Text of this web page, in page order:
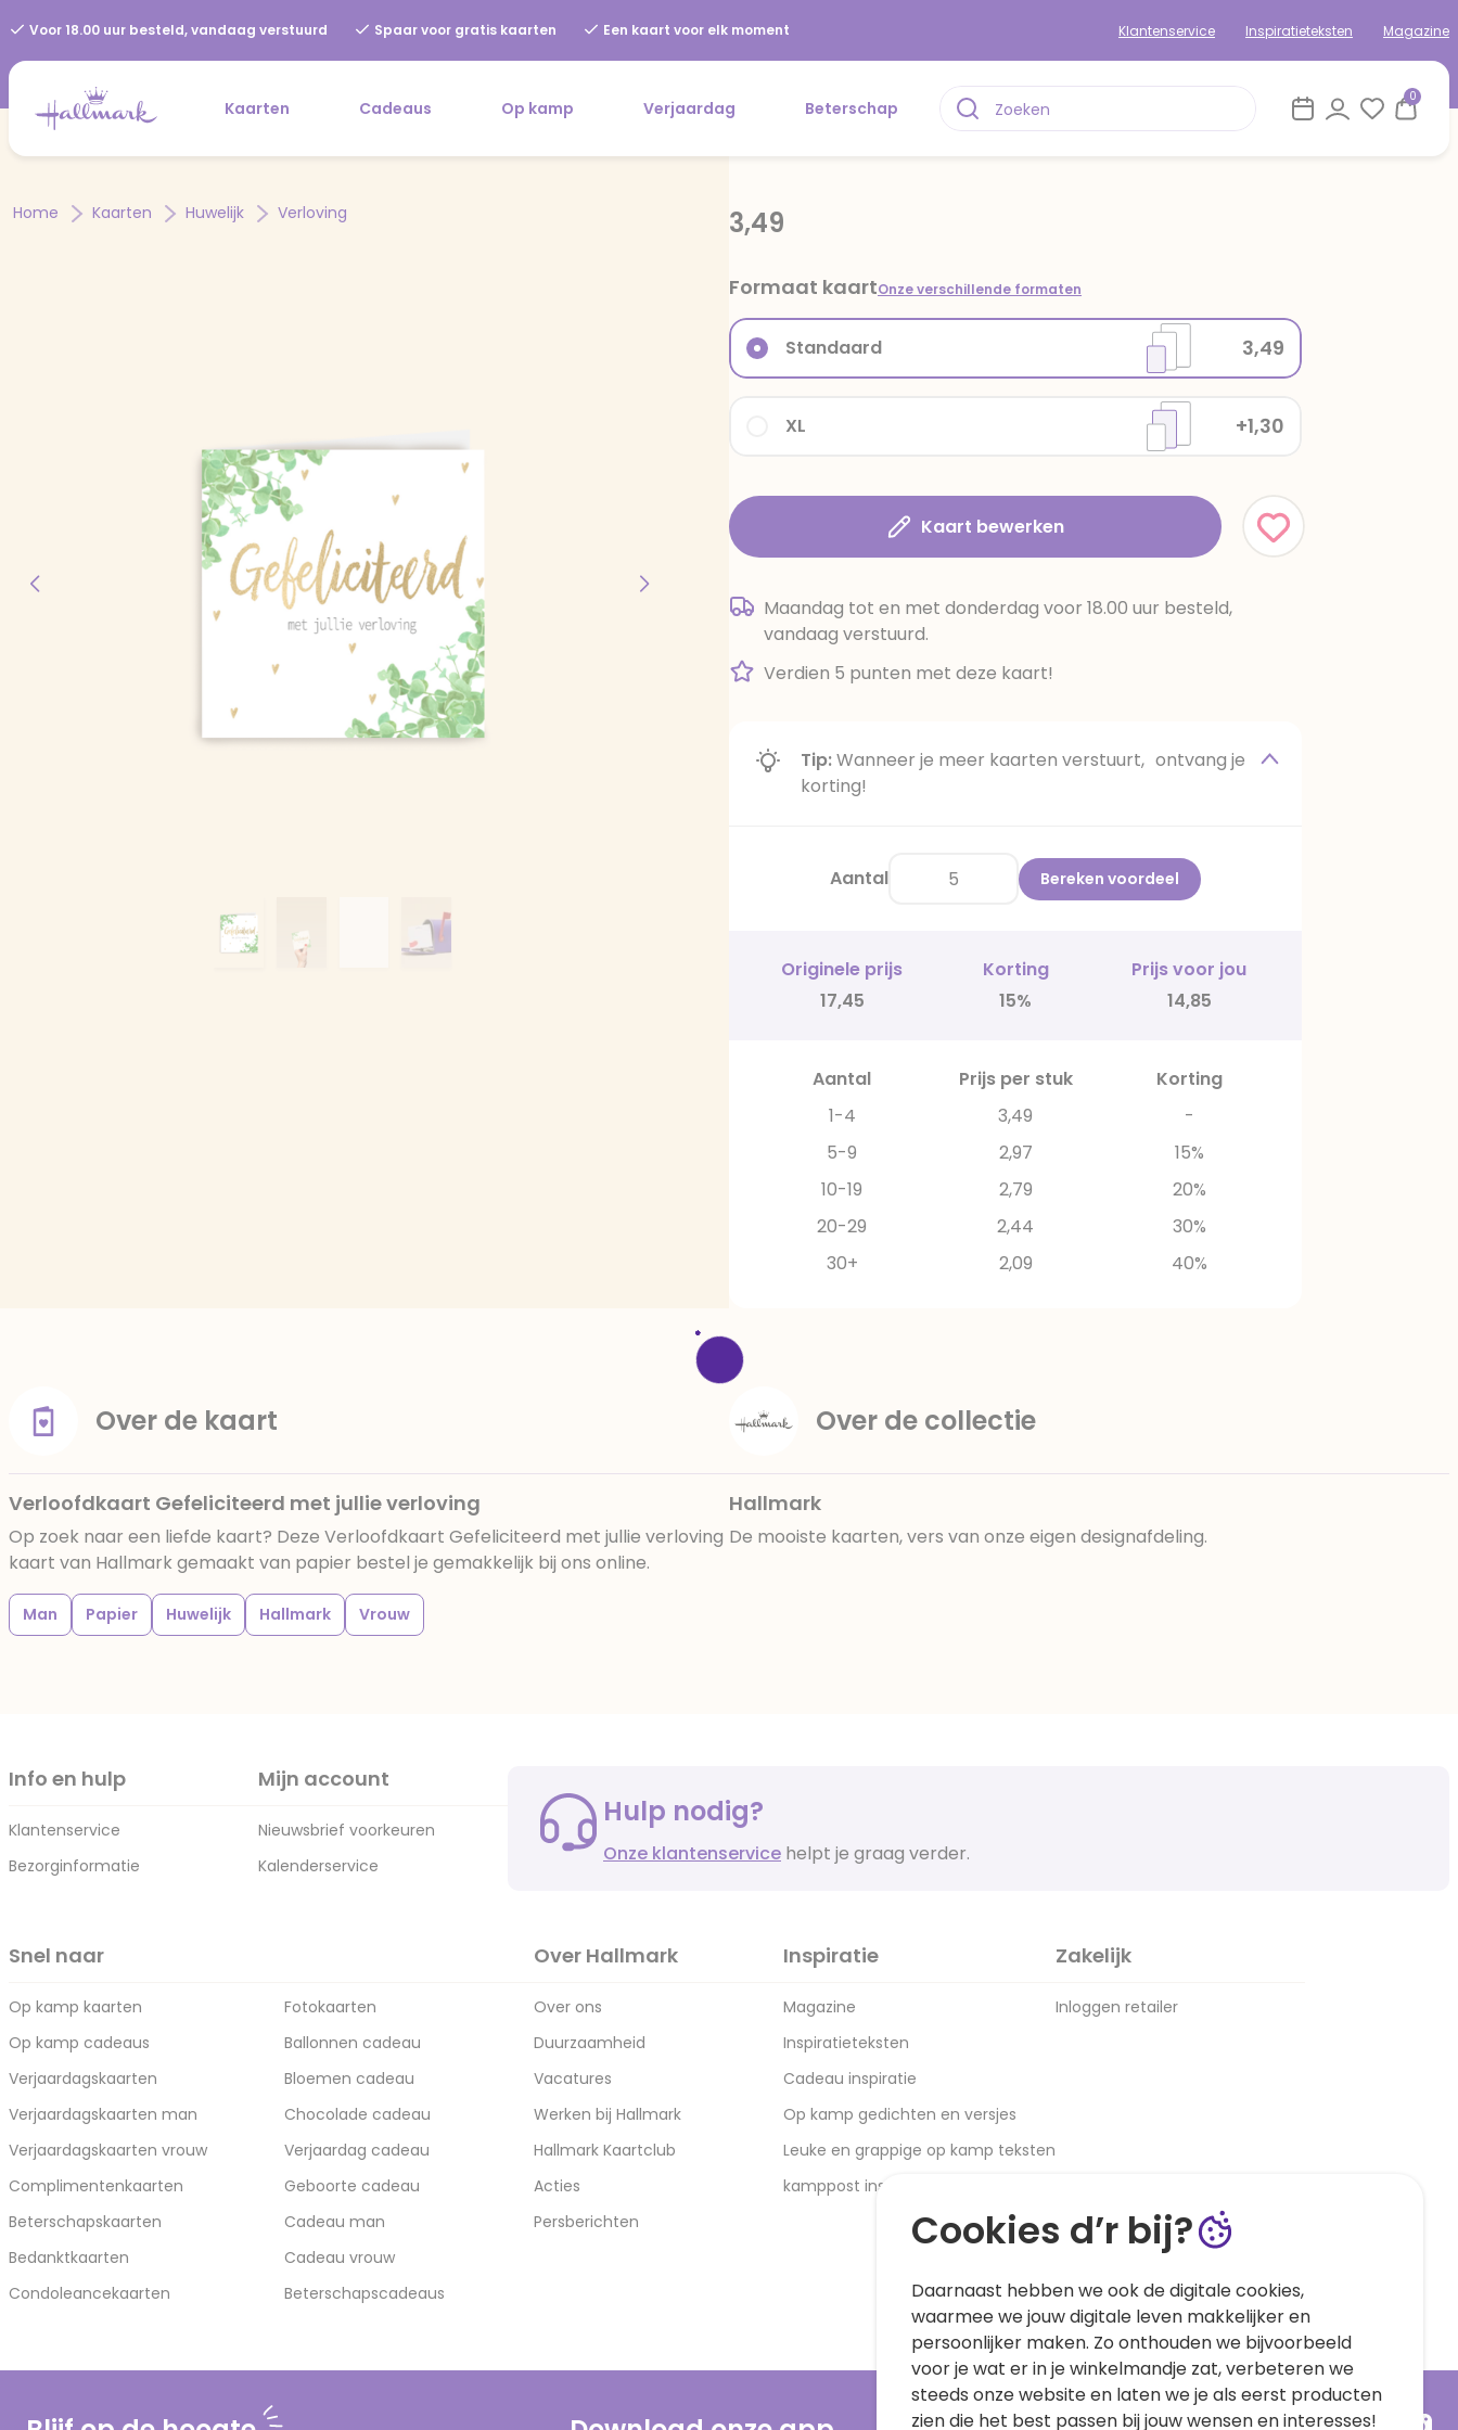
Voor 18.00 uur besteld, vandaag verstuurd Spaar voor gratis kaarten Een kaart voor elk moment Klantenservice Inspiratieteksten Magazine
Kaarten Cadeaus Op kamp Verjaardag Beterschap
0
Home Kaarten Huwelijk Verloving 3,49
Formaat kaartOnze verschillende formaten
XL +1,30
Standaard 3,49
Kaart bewerken
Maandag tot en met donderdag voor 18.00 uur besteld,
vandaag verstuurd.
Verdien 5 punten met deze kaart!
Tip:Wanneer je meer kaarten verstuurt, ontvang je
korting!
Aantal Bereken voordeel
Originele prijs Korting
Prijs voor jou
17,45
15% 14,85
Aantal Prijs per stuk
Korting
1-4
3,49
-
5-9
2,97
15%
10-19
2,79
20%
20-29
2,44
30%
30+
2,09 40%
Over de kaart
Verloofdkaart Gefeliciteerd met jullie verloving
Op zoek naar een liefde kaart? Deze Verloofdkaart Gefeliciteerd met jullie verloving
kaart van Hallmark gemaakt van papier bestel je gemakkelijk bij ons online.
Man Papier Huwelijk Hallmark Vrouw
Over de collectie
Hallmark
De mooiste kaarten, vers van onze eigen designafdeling.
Info en hulp
Klantenservice
Bezorginformatie
Mijn account
Nieuwsbrief voorkeuren
Kalenderservice
Hulp nodig?
Onze klantenservice helpt je graag verder.
Snel naar
Op kamp kaarten
Op kamp cadeaus
Verjaardagskaarten
Verjaardagskaarten man
Verjaardagskaarten vrouw
Complimentenkaarten
Beterschapskaarten
Bedanktkaarten
Condoleancekaarten
Fotokaarten
Ballonnen cadeau
Bloemen cadeau
Chocolade cadeau
Verjaardag cadeau
Geboorte cadeau
Cadeau man
Cadeau vrouw
Beterschapscadeaus
Over Hallmark
Over ons
Duurzaamheid
Vacatures
Werken bij Hallmark
Hallmark Kaartclub
Acties
Persberichten
Inspiratie
Magazine
Inspiratieteksten
Cadeau inspiratie
Op kamp gedichten en versjes
Leuke en grappige op kamp teksten
kamppost inspiratie
Zakelijk
Inloggen retailer
Cookies d’r bij?
Daarnaast hebben we ook de digitale cookies,
waarmee we jouw digitale leven makkelijker en
persoonlijker maken. Zo onthouden we bijvoorbeeld
voor je wat er in je winkelmandje zat, verbeteren we
steeds onze website en laten we je als eerst producten
zien die het best passen bij jouw wensen en interesses!